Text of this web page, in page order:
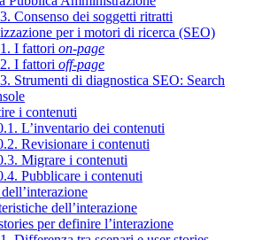
Consenso dei soggetti ritratti
per i motori di ricerca (SEO)
I fattori on-page
I fattori off-page
Strumenti di diagnostica SEO: Search
i contenuti
L’inventario dei contenuti
Revisionare i contenuti
Migrare i contenuti
Pubblicare i contenuti
dell’interazione
per definire l’interazione